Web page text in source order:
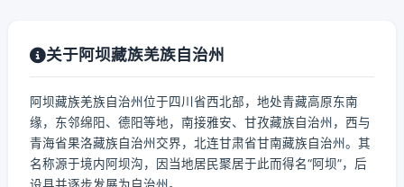
关于阿坝藏族羌族自治州
阿坝藏族羌族自治州位于四川省西北部，地处青藏高原东南
缘，东邻绵阳、德阳等地，南接雅安、甘孜藏族自治州，西与
青海省果洛藏族自治州交界，北连甘肃省甘南藏族自治州。其
名称源于境内阿坝沟，因当地居民聚居于此而得名“阿坝”，后